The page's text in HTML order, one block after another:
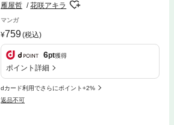
雁屋哲 花咲アキラ
マンガ
759(税込)
6pt獲得
ポイント詳細
dカード利用でさらにポイント+2%
返品不可